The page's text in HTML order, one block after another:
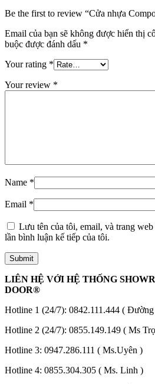
Liên Hệ
Tuyển Dụng
Be the first to review “Cửa nhựa
Email của bạn sẽ không được hiển thị
buộc được đánh dấu *
Your rating *
Your review *
Name *
Email *
Lưu tên của tôi, email, và trang
lần bình luận kế tiếp của tôi.
LIÊN HỆ VỚI HỆ THỐNG
DOOR®
Hotline 1 (24/7): 0842.111.444 ( Đường
Hotline 2 (24/7): 0855.149.149 ( Ms
Hotline 3: 0947.286.111 ( Ms.Uyên )
Hotline 4: 0855.304.305 ( Ms. Linh )